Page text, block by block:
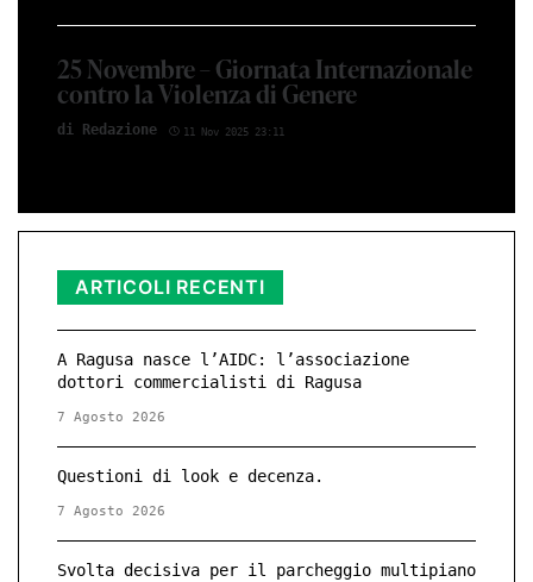
25 Novembre – Giornata Internazionale
contro la Violenza di Genere
di Red­azio­ne 11 Nov 2025 23:11
ARTICOLI RECENTI
A Ragusa nasce l’AIDC: l’associazione
dottori commercialisti di Ragusa
7 Agosto 2026
Questioni di look e decenza.
7 Agosto 2026
Svolta decisiva per il parcheggio multipiano